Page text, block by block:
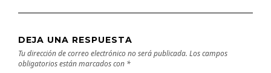
DEJA UNA RESPUESTA
Tu dirección de correo electrónico no será publicada. Los campos
obligatorios están marcados con *